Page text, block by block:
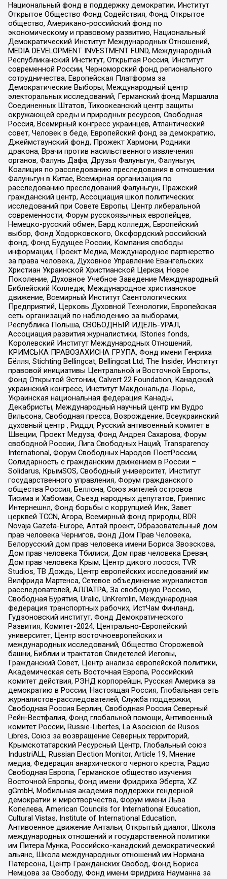
Национальный фонд в поддержку демократии, Институт
Открытое Общество Фонд Содействия, Фонд Открытое
общество, Американо-российский фонд по
экономическому и правовому развитию, Национальный
Демократический Институт Международных Отношений,
MEDIA DEVELOPMENT INVESTMENT FUND, Международный
Республиканский Институт, Открытая Россия, Институт
современной России, Черноморский фонд регионального
сотрудничества, Европейская Платформа за
Демократические Выборы, Международный центр
электоральных исследований, Германский фонд Маршалла
Соединенных Штатов, Тихоокеанский центр защиты
окружающей среды и природных ресурсов, Свободная
Россия, Всемирный конгресс украинцев, Атлантический
совет, Человек в беде, Европейский фонд за демократию,
Джеймстаунский фонд, Прожект Хармони, Родники
дракона, Врачи против насильственного извлечения
органов, Фалунь Дафа, Друзья Фалуньгун, Фалуньгун,
Коалиция по расследованию преследования в отношении
Фалуньгун в Китае, Всемирная организация по
расследованию преследований Фалуньгун, Пражский
гражданский центр, Ассоциация школ политических
исследований при Совете Европы, Центр либеральной
современности, Форум русскоязычных европейцев,
Немецко-русский обмен, Бард колледж, Европейский
выбор, Фонд Ходорковского, Оксфордский российский
фонд, Фонд Будущее России, Компания свободы
информации, Проект Медиа, Международное партнерство
за права человека, Духовное Управление Евангельских
Христиан Украинской Христианской Церкви, Новое
Поколение, Духовное Учебное Заведение Международный
Библейский Колледж, Международное христианское
движение, Всемирный Институт Саентологических
Предприятий, Церковь Духовной Технологии, Европейская
сеть организаций по наблюдению за выборами,
Республика Польша, СВОБОДНЫЙ ИДЕЛЬ-УРАЛ,
Ассоциация развития журналистики, IStories fonds,
Королевский Институт Международных Отношений,
КРИМСЬКА ПРАВОЗАХИСНА ГРУПА, Фонд имени Генриха
Бёлля, Stichting Bellingcat, Bellingcat Ltd, The Insider, Институт
правовой инициативы Центральной и Восточной Европы,
Фонд Открытой Эстонии, Calvert 22 Foundation, Канадский
украинский конгресс, Институт Макдональда-Лорье,
Украинская национальная федерация Канады,
Декабристы, Международный научный центр им Вудро
Вильсона, Свободная пресса, Возрождение, Всеукраинский
духовный центр , Риддл, Русский антивоенный комитет в
Швеции, Проект Медуза, Фонд Андрея Сахарова, Форум
свободной России, Лига Свободных Наций, Transparеncy
International, Форум Свободных Народов ПостРоссии,
Солидарность с гражданским движением в России –
Solidarus, КрымSOS, Свободный университет, Институт
государственного управления, Форум гражданского
общества Россия, Беллона, Союз жителей островов
Тисима и Хабомаи, Съезд народных депутатов, Гринпис
Интернешнл, Фонд борьбы с коррупцией Инк, Завет
церквей TCCN, Агора, Всемирный фонд природы, BDR
Novaja Gazeta-Europe, Алтай проект, Образовательный дом
прав человека Чернигов, Фонд Дом Прав Человека,
Белорусский дом прав человека имени Бориса Звозскова,
Дом прав человека Тбилиси, Дом прав человека Ереван,
Дом прав человека Крым, Центр дикого лосося, TVR
Studios, ТВ Дождь, Центр европейских исследований им
Вилфрида Мартенса, Сетевое объединение журналистов
расследователей, АЛЛАТРА, За свободную Россию,
Свободная Бурятия, Uralic, UnKremlin, Международная
федерация транспортных рабочих, ИстЧам Финланд,
Гудзоновский институт, Фонд Демократического
Развития, Комитет-2024, Центрально-Европейский
университет, Центр восточноевропейских и
международных исследований, Общество Сторожевой
башни, Библии и трактатов Свидетелей Иеговы,
Гражданский Совет, Центр анализа европейской политики,
Академическая сеть Восточная Европа, Российский
комитет действия, РЭНД корпорейшн, Русская Америка за
демократию в России, Настоящая Россия, Глобальная сеть
журналистов-расследователей, Служба поддержки,
Свободная Россия Берлин, Свободная Россия Северный
Рейн-Вестфалия, Фонд глобальной помощи, Антивоенный
комитет России, Russie-Libertes, La Asocicion de Rusos
Libres, Союз за возвращение Северных территорий,
Крымскотатарский Ресурсный Центр, Глобальный союз
IndustriALL, Russian Election Monitor, Article 19, Мнение
медиа, Федерация анархического черного креста, Радио
Свободная Европа, Германское общество изучения
Восточной Европы, Фонд имени Фридриха Эберта, XZ
gGmbH, Мобильная академия поддержки гендерной
демократии и миротворчества, Форум имени Льва
Копелева, American Councils for International Education,
Cultural Vistas, Institute of International Education,
Антивоенное движение Антальи, Открытый диалог, Школа
международных отношений и государственной политики
им Питера Мунка, Российско-канадский демократический
альянс, Школа международных отношений им Нормана
Патерсона, Центр Гражданских Свобод, Фонд Бориса
Немцова за Свободу, Фонд имени Фридриха Науманна за